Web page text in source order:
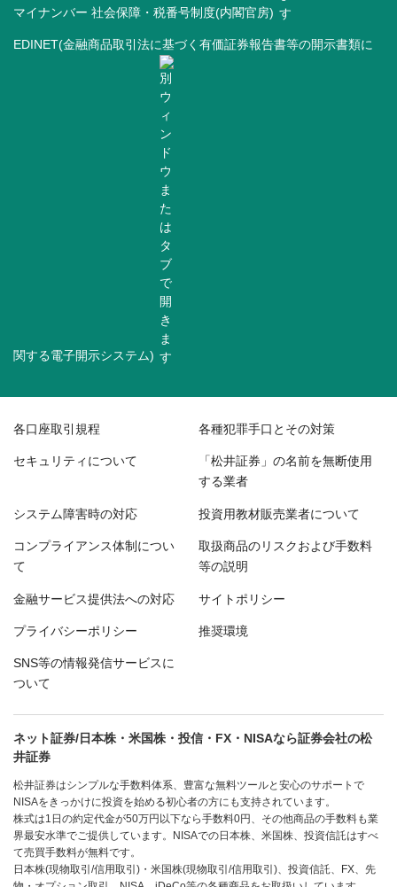
マイナンバー 社会保障・税番号制度(内閣官房)
EDINET(金融商品取引法に基づく有価証券報告書等の開示書類に
関する電子開示システム)
各口座取引規程 各種犯罪手口とその対策
セキュリティについて 「松井証券」の名前を無断使用
する業者
システム障害時の対応 投資用教材販売業者について
コンプライアンス体制につい
て
取扱商品のリスクおよび手数料
等の説明
金融サービス提供法への対応 サイトポリシー
プライバシーポリシー 推奨環境
SNS等の情報発信サービスに
ついて
ネット証券/日本株・米国株・投信・FX・NISAなら証券会社の松
井証券
松井証券はシンプルな手数料体系、豊富な無料ツールと安心のサポートで
NISAをきっかけに投資を始める初心者の方にも支持されています。
株式は1日の約定代金が50万円以下なら手数料0円、その他商品の手数料も業
界最安水準でご提供しています。NISAでの日本株、米国株、投資信託はすべ
て売買手数料が無料です。
日本株(現物取引/信用取引)・米国株(現物取引/信用取引)、投資信託、FX、先